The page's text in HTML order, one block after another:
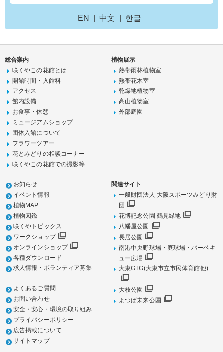
EN 中文 한글
総合案内
咲くやこの花館とは
開館時間・入館料
アクセス
館内設備
お食事・休憩
ミュージアムショップ
団体入館について
フラワーツアー
花とみどりの相談コーナー
咲くやこの花館での撮影等
植物展示
熱帯雨林植物室
熱帯花木室
乾燥地植物室
高山植物室
外部庭園
お知らせ
イベント情報
植物MAP
植物図鑑
咲くやトピックス
ワークショップ
オンラインショップ
各種ダウンロード
求人情報・ボランティア募集
よくあるご質問
お問い合わせ
安全・安心・環境の取り組み
プライバシーポリシー
広告掲載について
サイトマップ
関連サイト
一般財団法人 大阪スポーツみどり財
団
花博記念公園 鶴見緑地
八幡屋公園
長居公園
南港中央野球場・庭球場・バーベキ
ュー広場
大東GTG(大東市立市民体育館他)
大枝公園
よつば未来公園